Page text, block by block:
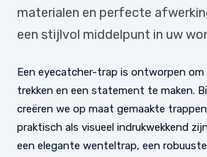
materialen en perfecte
een stijlvol middelpunt in uw
Een eyecatcher-trap is ontworpen
trekken en een statement te maken.
creëren we op maat gemaakte
praktisch als visueel indrukwekkend
een elegante wenteltrap, een